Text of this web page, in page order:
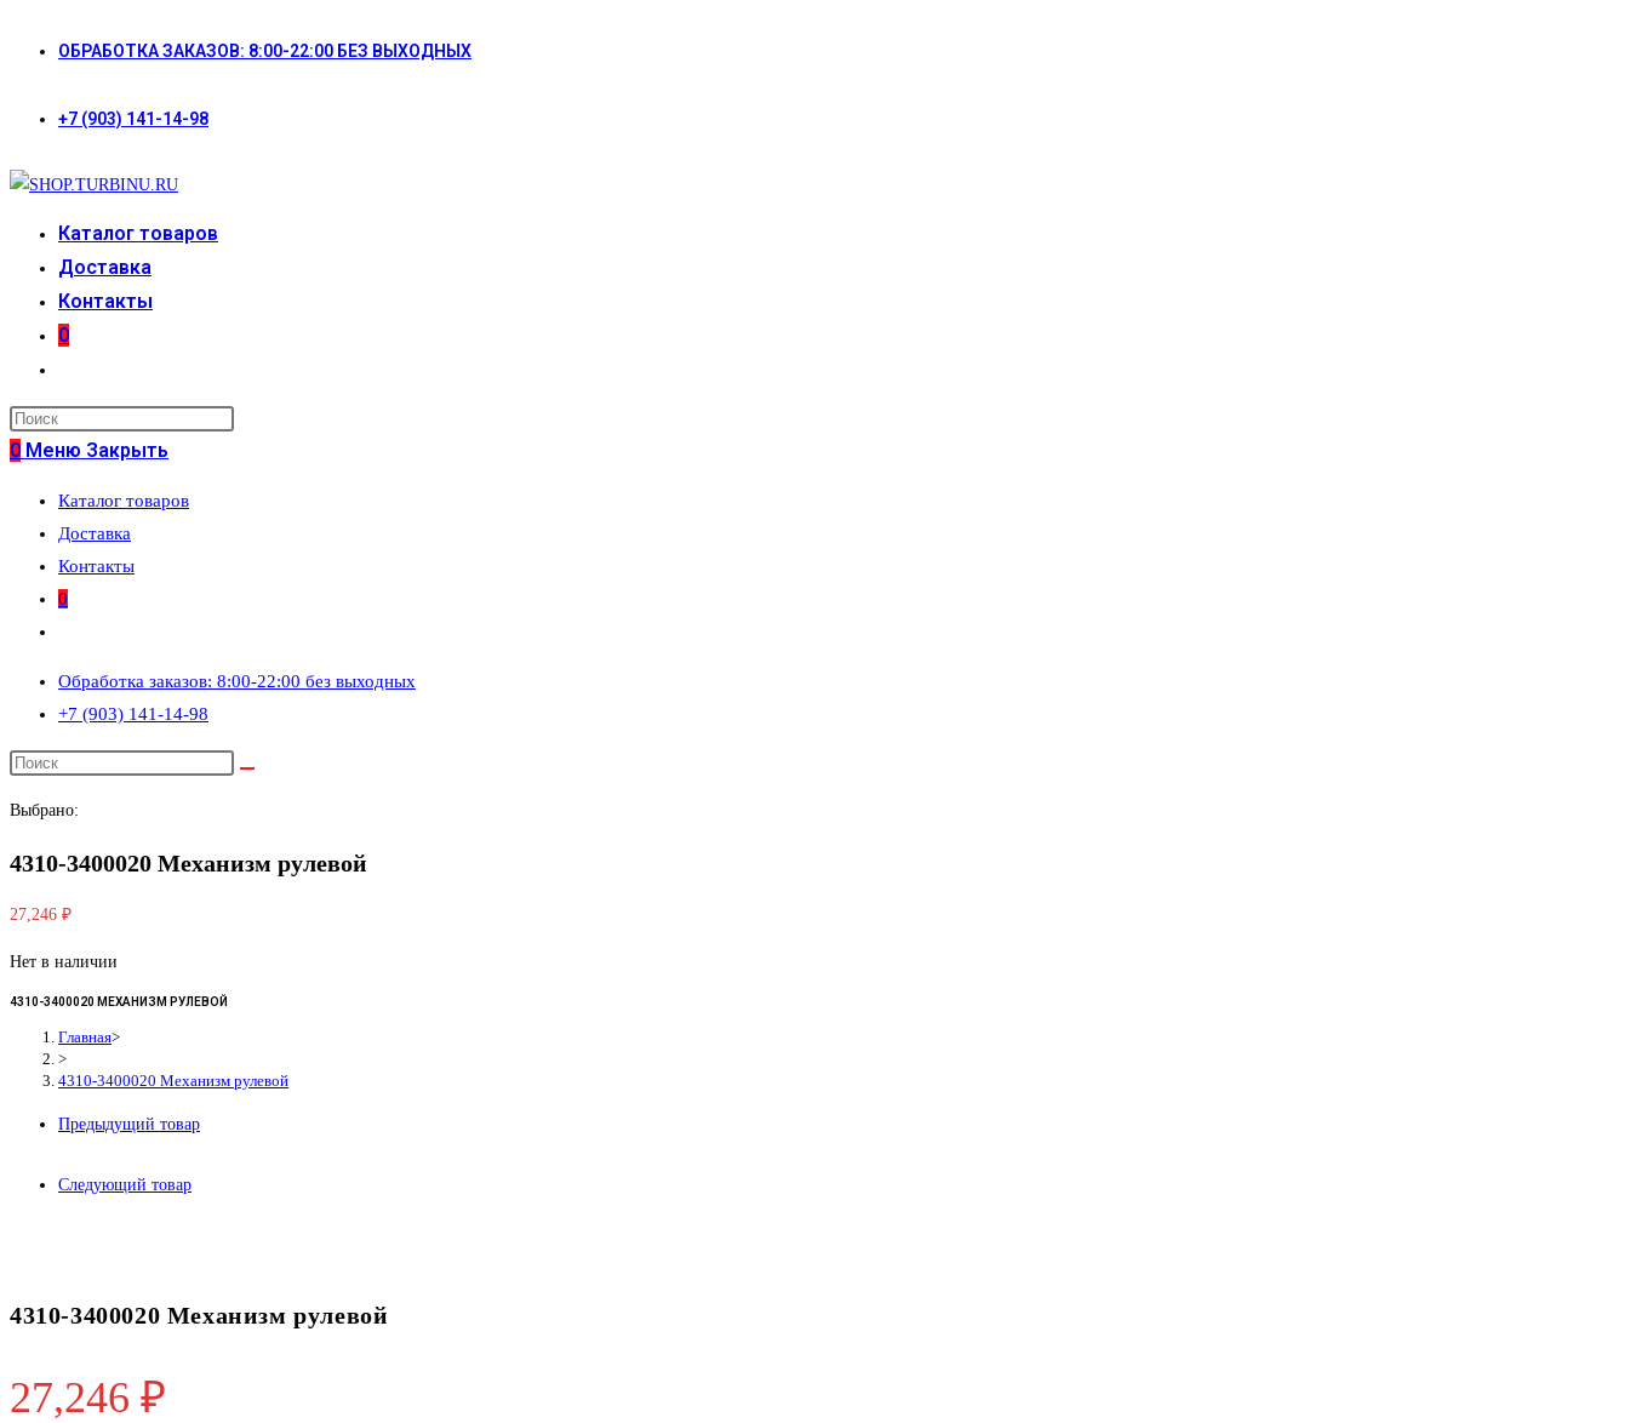
ОБРАБОТКА ЗАКАЗОВ: 8:00-22:00 БЕЗ ВЫХОДНЫХ
+7 (903) 141-14-98
Каталог товаров
Доставка
Контакты
0
поиск
по
сайту
0 Меню Закрыть
Каталог товаров
Доставка
Контакты
0
по
веб-
сайту
Обработка заказов: 8:00-22:00 без выходных
+7 (903) 141-14-98
Выбрано:
4310-3400020 Механизм рулевой
27,246 ₽
Нет в наличии
4310-3400020 МЕХАНИЗМ РУЛЕВОЙ
Главная>
>
4310-3400020 Механизм рулевой
Предыдущий товар
Следующий товар
4310-3400020 Механизм рулевой
27,246 ₽